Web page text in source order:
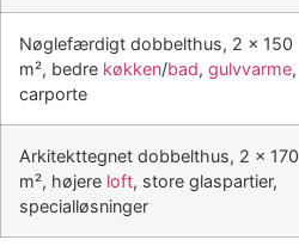
Nøglefærdigt dobbelthus, 2 x 150
m², bedre køkken/bad, gulvvarme,
carporte
Arkitekttegnet dobbelthus, 2 x 170
m², højere loft, store glaspartier,
specialløsninger